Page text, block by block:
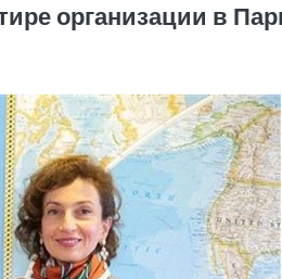
организации в